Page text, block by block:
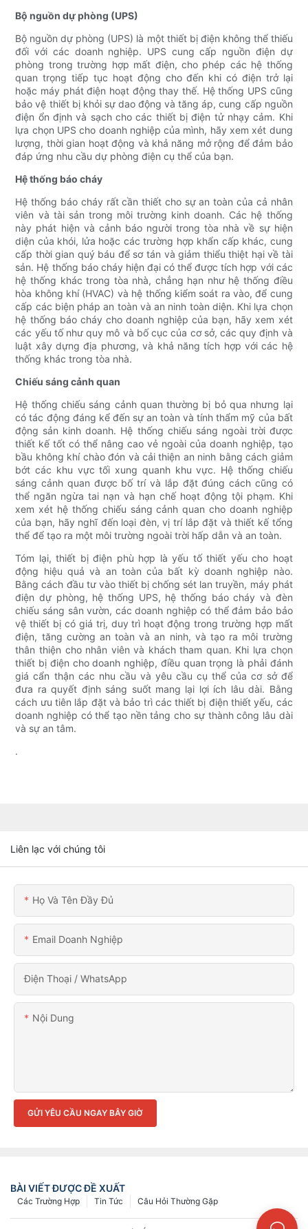
Bộ nguồn dự phòng (UPS)
Bộ nguồn dự phòng (UPS) là một thiết bị điện không thể thiếu
đối với các doanh nghiệp. UPS cung cấp nguồn điện dự
phòng trong trường hợp mất điện, cho phép các hệ thống
quan trọng tiếp tục hoạt động cho đến khi có điện trở lại
hoặc máy phát điện hoạt động thay thế. Hệ thống UPS cũng
bảo vệ thiết bị khỏi sự dao động và tăng áp, cung cấp nguồn
điện ổn định và sạch cho các thiết bị điện tử nhạy cảm. Khi
lựa chọn UPS cho doanh nghiệp của mình, hãy xem xét dung
lượng, thời gian hoạt động và khả năng mở rộng để đảm bảo
đáp ứng nhu cầu dự phòng điện cụ thể của bạn.
Hệ thống báo cháy
Hệ thống báo cháy rất cần thiết cho sự an toàn của cả nhân
viên và tài sản trong môi trường kinh doanh. Các hệ thống
này phát hiện và cảnh báo người trong tòa nhà về sự hiện
diện của khói, lửa hoặc các trường hợp khẩn cấp khác, cung
cấp thời gian quý báu để sơ tán và giảm thiểu thiệt hại về tài
sản. Hệ thống báo cháy hiện đại có thể được tích hợp với các
hệ thống khác trong tòa nhà, chẳng hạn như hệ thống điều
hòa không khí (HVAC) và hệ thống kiểm soát ra vào, để cung
cấp các biện pháp an toàn và an ninh toàn diện. Khi lựa chọn
hệ thống báo cháy cho doanh nghiệp của bạn, hãy xem xét
các yếu tố như quy mô và bố cục của cơ sở, các quy định và
luật xây dựng địa phương, và khả năng tích hợp với các hệ
thống khác trong tòa nhà.
Chiếu sáng cảnh quan
Hệ thống chiếu sáng cảnh quan thường bị bỏ qua nhưng lại
có tác động đáng kể đến sự an toàn và tính thẩm mỹ của bất
động sản kinh doanh. Hệ thống chiếu sáng ngoài trời được
thiết kế tốt có thể nâng cao vẻ ngoài của doanh nghiệp, tạo
bầu không khí chào đón và cải thiện an ninh bằng cách giảm
bớt các khu vực tối xung quanh khu vực. Hệ thống chiếu
sáng cảnh quan được bố trí và lắp đặt đúng cách cũng có
thể ngăn ngừa tai nạn và hạn chế hoạt động tội phạm. Khi
xem xét hệ thống chiếu sáng cảnh quan cho doanh nghiệp
của bạn, hãy nghĩ đến loại đèn, vị trí lắp đặt và thiết kế tổng
thể để tạo ra một môi trường ngoài trời hấp dẫn và an toàn.
Tóm lại, thiết bị điện phù hợp là yếu tố thiết yếu cho hoạt
động hiệu quả và an toàn của bất kỳ doanh nghiệp nào.
Bằng cách đầu tư vào thiết bị chống sét lan truyền, máy phát
điện dự phòng, hệ thống UPS, hệ thống báo cháy và đèn
chiếu sáng sân vườn, các doanh nghiệp có thể đảm bảo bảo
vệ thiết bị có giá trị, duy trì hoạt động trong trường hợp mất
điện, tăng cường an toàn và an ninh, và tạo ra môi trường
thân thiện cho nhân viên và khách tham quan. Khi lựa chọn
thiết bị điện cho doanh nghiệp, điều quan trọng là phải đánh
giá cẩn thận các nhu cầu và yêu cầu cụ thể của cơ sở để
đưa ra quyết định sáng suốt mang lại lợi ích lâu dài. Bằng
cách ưu tiên lắp đặt và bảo trì các thiết bị điện thiết yếu, các
doanh nghiệp có thể tạo nền tảng cho sự thành công lâu dài
và sự an tâm.
.
Liên lạc với chúng tôi
Họ Và Tên Đầy Đủ
Email Doanh Nghiệp
Điện Thoại / WhatsApp
Nội Dung
GỬI YÊU CẦU NGAY BÂY GIỜ
BÀI VIẾT ĐƯỢC ĐỀ XUẤT
Câu Hỏi Thường Gặp
Tin Tức
Các Trường Hợp